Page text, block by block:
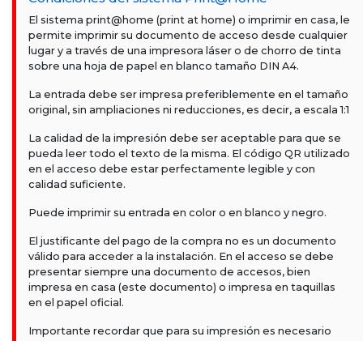
El sistema print@home (print at home) o imprimir en casa, le
permite imprimir su documento de acceso desde cualquier
lugar y a través de una impresora láser o de chorro de tinta
sobre una hoja de papel en blanco tamaño DIN A4.
La entrada debe ser impresa preferiblemente en el tamaño
original, sin ampliaciones ni reducciones, es decir, a escala 1:1
La calidad de la impresión debe ser aceptable para que se
pueda leer todo el texto de la misma. El código QR utilizado
en el acceso debe estar perfectamente legible y con
calidad suficiente.
Puede imprimir su entrada en color o en blanco y negro.
El justificante del pago de la compra no es un documento
válido para acceder a la instalación. En el acceso se debe
presentar siempre una documento de accesos, bien
impresa en casa (este documento) o impresa en taquillas
en el papel oficial.
Importante recordar que para su impresión es necesario